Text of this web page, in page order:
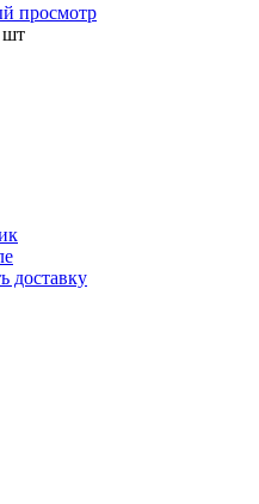
просмотр
шт
доставку